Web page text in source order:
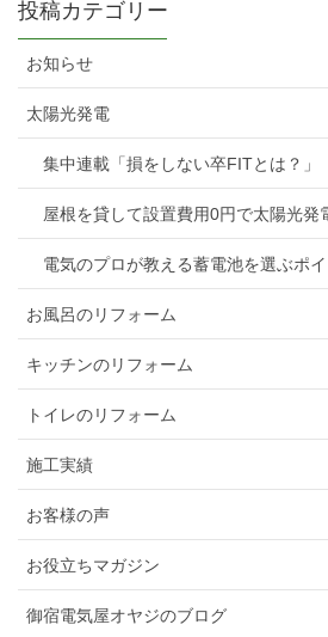
投稿カテゴリー
お知らせ
太陽光発電
集中連載「損をしない卒FITとは？」
屋根を貸して設置費用0円で太陽光発
電気のプロが教える蓄電池を選ぶポイ
お風呂のリフォーム
キッチンのリフォーム
トイレのリフォーム
施工実績
お客様の声
お役立ちマガジン
御宿電気屋オヤジのブログ